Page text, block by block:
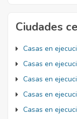
Ciudades
Casas en
Casas en
Casas en
Casas en
Casas en